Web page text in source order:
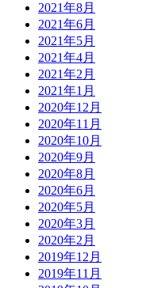
2021年8月
2021年6月
2021年5月
2021年4月
2021年2月
2021年1月
2020年12月
2020年11月
2020年10月
2020年9月
2020年8月
2020年6月
2020年5月
2020年3月
2020年2月
2019年12月
2019年11月